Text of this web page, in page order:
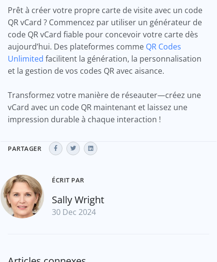
Prêt à créer votre propre carte de visite avec un code
QR vCard ? Commencez par utiliser un générateur de
code QR vCard fiable pour concevoir votre carte dès
aujourd’hui. Des plateformes comme QR Codes
Unlimited facilitent la génération, la personnalisation
et la gestion de vos codes QR avec aisance.
Transformez votre manière de réseauter—créez une
vCard avec un code QR maintenant et laissez une
impression durable à chaque interaction !
PARTAGER
ÉCRIT PAR
Sally Wright
30 Dec 2024